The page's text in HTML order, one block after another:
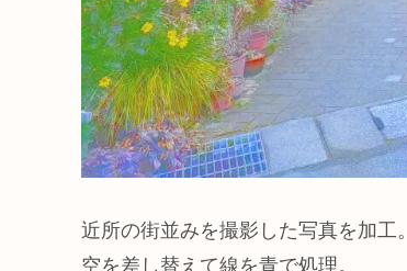
近所の街並みを撮影した写真を加工。
空を差し替えて線を青で処理。